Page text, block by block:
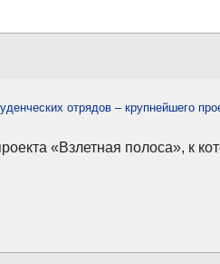
отрядов – крупнейшего
«Взлетная полоса», к